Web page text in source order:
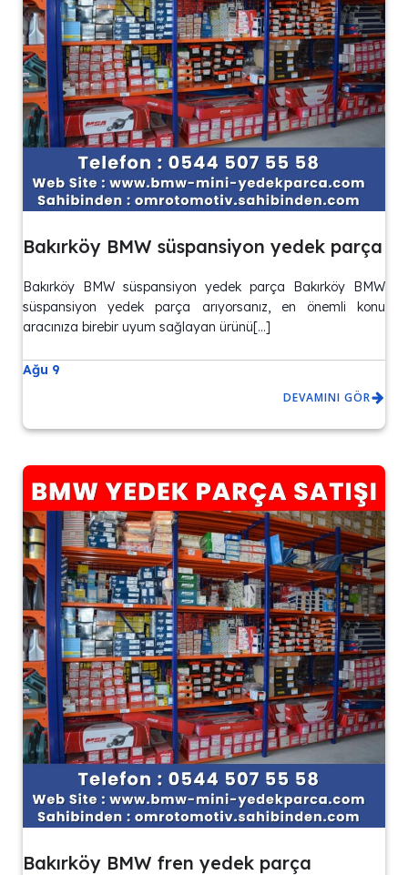
Bakırköy BMW süspansiyon yedek parça
Bakırköy BMW süspansiyon yedek parça Bakırköy BMW
süspansiyon yedek parça arıyorsanız, en önemli konu
aracınıza birebir uyum sağlayan ürünü[…]
Ağu 9
DEVAMINI GÖR
Bakırköy BMW fren yedek parça